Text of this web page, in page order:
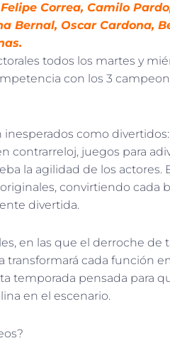
Correa, Camilo
Bernal, Oscar Cardona,
todos los martes y
con los 3
como
contrarreloj, juegos para
la agilidad de los actores.
convirtiendo cada
divertida.
en las que el derroche de
transformará cada función
temporada pensada para
en el escenario.